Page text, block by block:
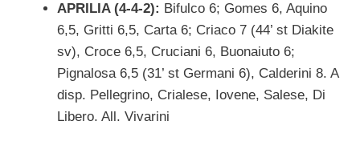
APRILIA (4-4-2): Bifulco 6; Gomes 6, Aquino
6,5, Gritti 6,5, Carta 6; Criaco 7 (44’ st Diakite
sv), Croce 6,5, Cruciani 6, Buonaiuto 6;
Pignalosa 6,5 (31’ st Germani 6), Calderini 8. A
disp. Pellegrino, Crialese, Iovene, Salese, Di
Libero. All. Vivarini